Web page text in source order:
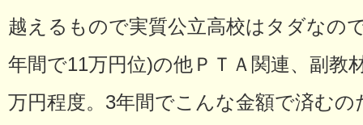
越えるもので実質公立高校はタダなの
年間で11万円位)の他ＰＴＡ関連、副教
万円程度。3年間でこんな金額で済む